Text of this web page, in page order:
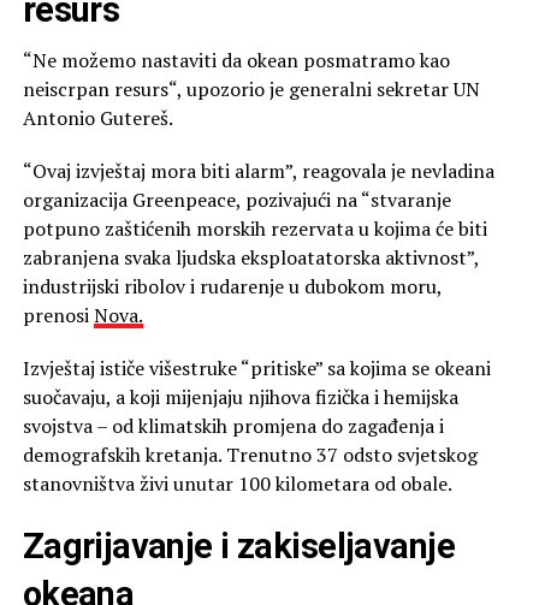
resurs
“Ne možemo nastaviti da okean posmatramo kao
neiscrpan resurs“, upozorio je generalni sekretar UN
Antonio Gutereš.
“Ovaj izvještaj mora biti alarm”, reagovala je nevladina
organizacija Greenpeace, pozivajući na “stvaranje
potpuno zaštićenih morskih rezervata u kojima će biti
zabranjena svaka ljudska eksploatatorska aktivnost”,
industrijski ribolov i rudarenje u dubokom moru,
prenosiNova.
Izvještaj ističe višestruke “pritiske” sa kojima se okeani
suočavaju, a koji mijenjaju njihova fizička i hemijska
svojstva – od klimatskih promjena do zagađenja i
demografskih kretanja. Trenutno 37 odsto svjetskog
stanovništva živi unutar 100 kilometara od obale.
Zagrijavanje i zakiseljavanje
okeana